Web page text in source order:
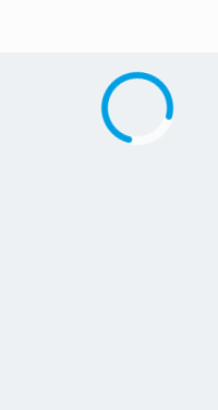
Caricamento in